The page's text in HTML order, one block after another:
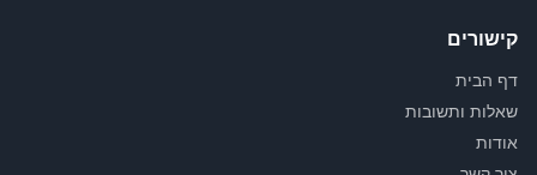
קישורים
דף הבית
שאלות ותשובות
אודות